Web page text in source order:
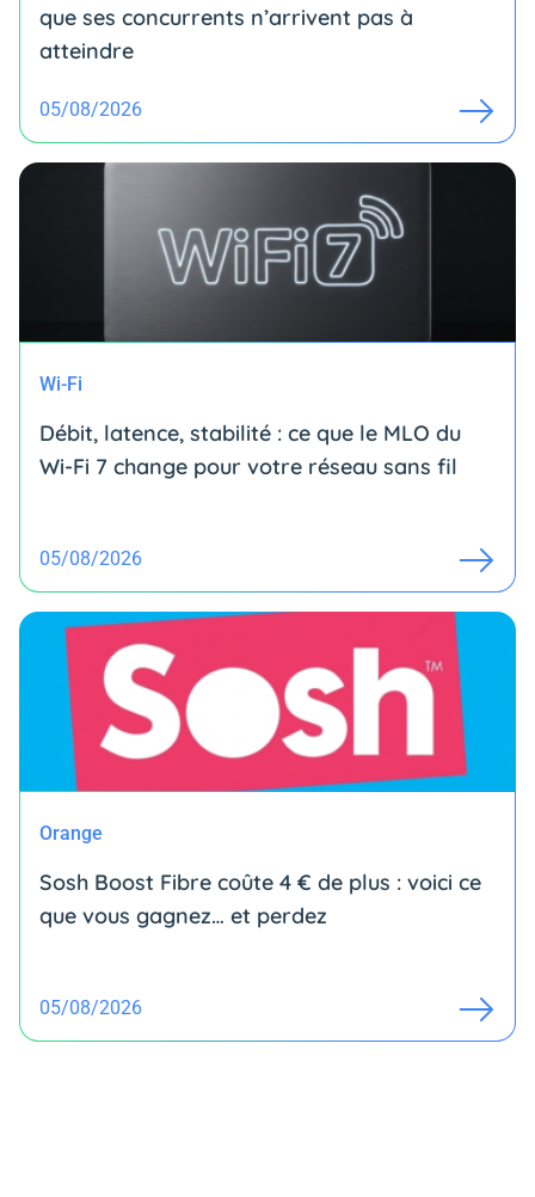
que ses concurrents n’arrivent pas à
atteindre
05/08/2026
Wi-Fi
Débit, latence, stabilité : ce que le MLO du
Wi-Fi 7 change pour votre réseau sans fil
05/08/2026
Orange
Sosh Boost Fibre coûte 4 € de plus : voici ce
que vous gagnez… et perdez
05/08/2026